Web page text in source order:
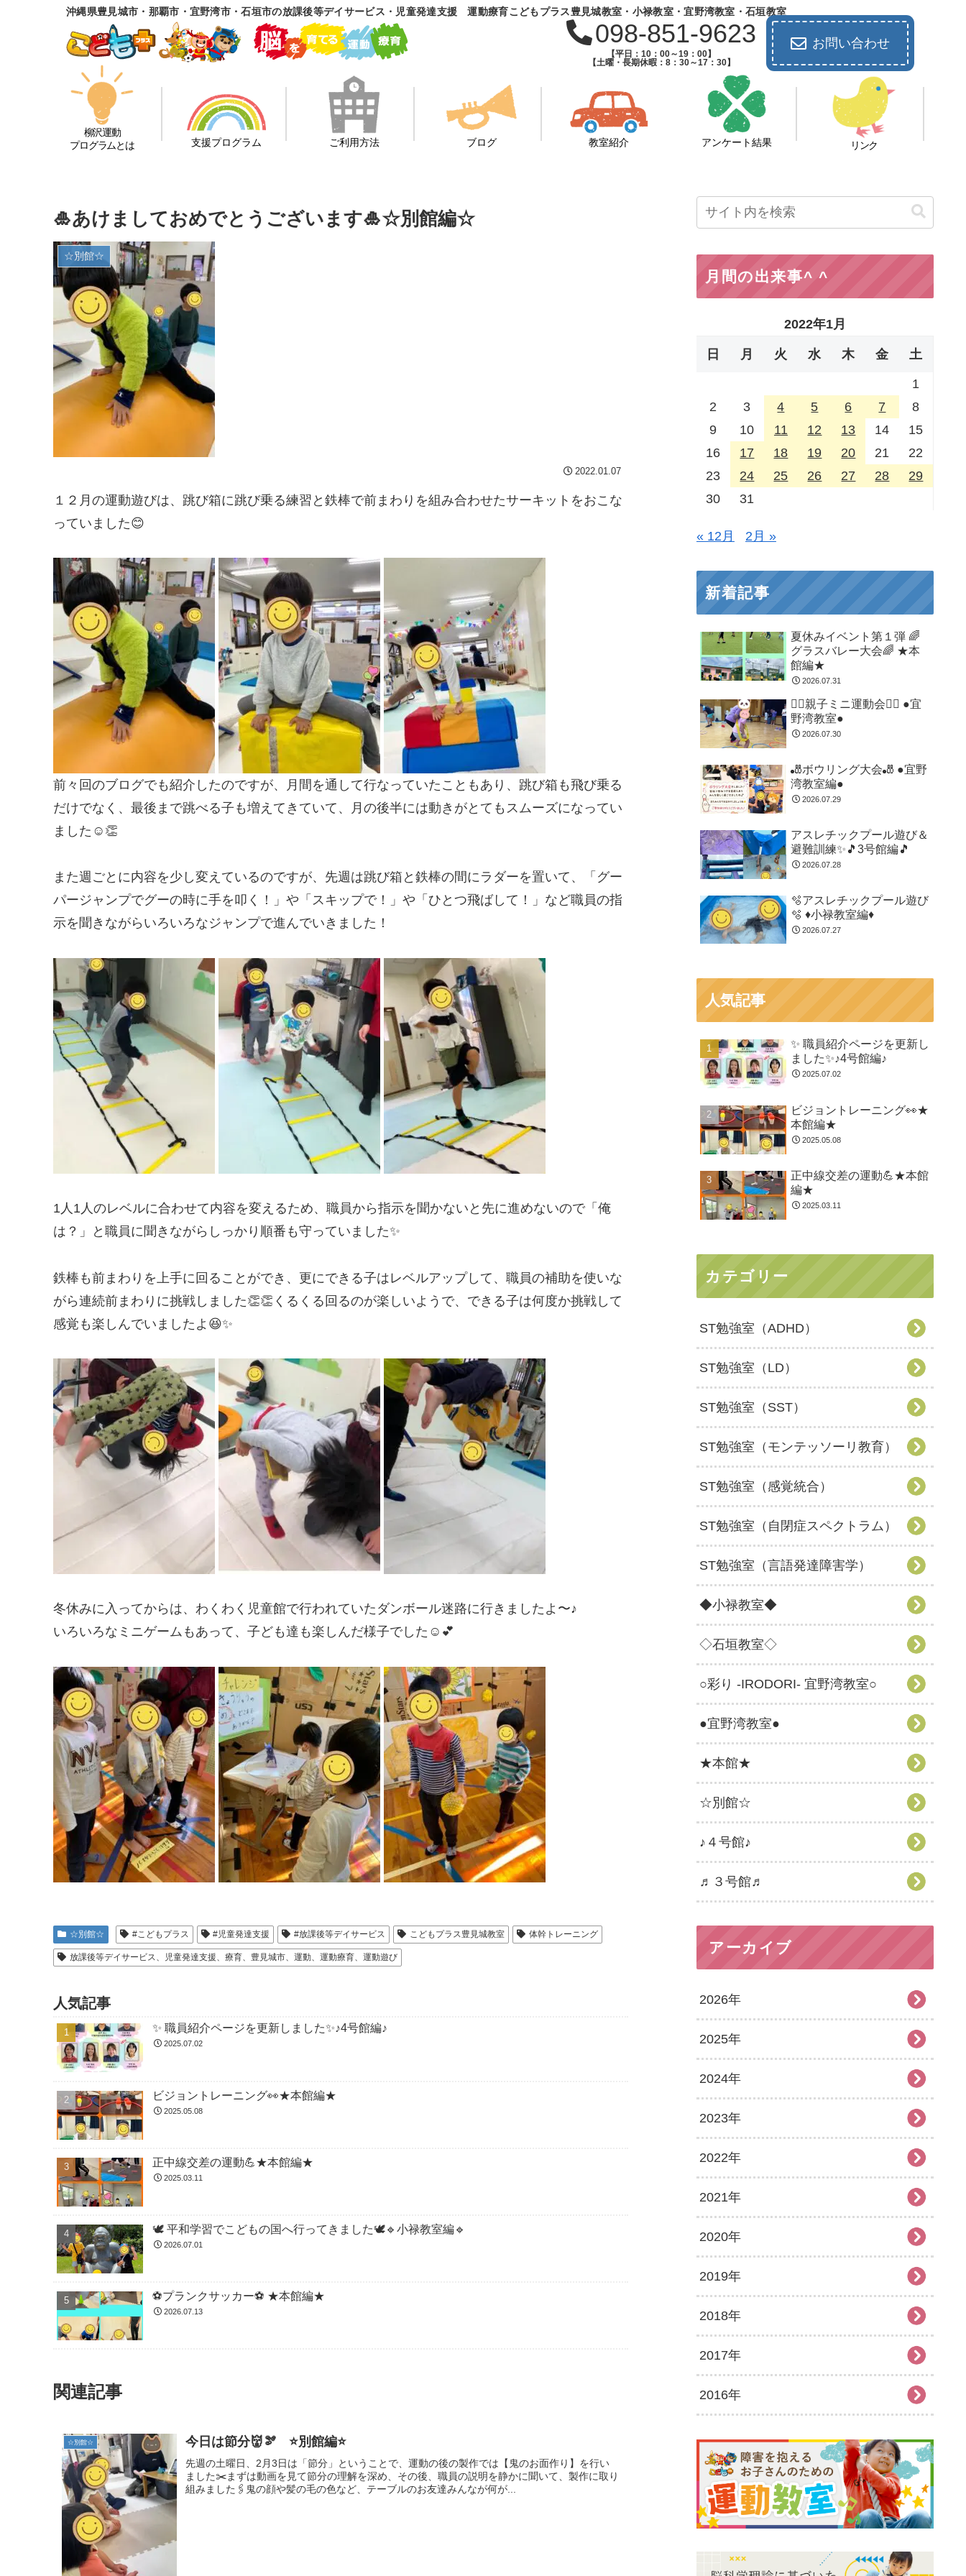
沖縄県豊見城市・那覇市・宜野湾市・石垣市の放課後等デイサービス・児童発達支援 運動療育こどもプラス豊見城教室・小禄教室・宜野湾教室・石垣教室
098-851-9623
【平日：10：00～19：00】
【土曜・長期休暇：8：30～17：30】
お問い合わせ
柳沢運動
プログラムとは
支援プログラム ご利用方法 ブログ 教室紹介 アンケート結果 リンク
🎍あけましておめでとうございます🎍☆別館編☆
☆別館☆
2022.01.07
１２月の運動遊びは、跳び箱に跳び乗る練習と鉄棒で前まわりを組み合わせたサーキットをおこな
っていました😊
前々回のブログでも紹介したのですが、月間を通して行なっていたこともあり、跳び箱も飛び乗る
だけでなく、最後まで跳べる子も増えてきていて、月の後半には動きがとてもスムーズになってい
ました☺️👏
また週ごとに内容を少し変えているのですが、先週は跳び箱と鉄棒の間にラダーを置いて、「グー
パージャンプでグーの時に手を叩く！」や「スキップで！」や「ひとつ飛ばして！」など職員の指
示を聞きながらいろいろなジャンプで進んでいきました！
1人1人のレベルに合わせて内容を変えるため、職員から指示を聞かないと先に進めないので「俺
は？」と職員に聞きながらしっかり順番も守っていました✨
鉄棒も前まわりを上手に回ることができ、更にできる子はレベルアップして、職員の補助を使いな
がら連続前まわりに挑戦しました👏👏くるくる回るのが楽しいようで、できる子は何度か挑戦して
感覚も楽しんでいましたよ😆✨
冬休みに入ってからは、わくわく児童館で行われていたダンボール迷路に行きましたよ〜♪
いろいろなミニゲームもあって、子ども達も楽しんだ様子でした☺️💕
☆別館☆ #こどもプラス #児童発達支援 #放課後等デイサービス こどもプラス豊見城教室 体幹トレーニング
放課後等デイサービス、児童発達支援、療育、豊見城市、運動、運動療育、運動遊び
人気記事
✨ 職員紹介ページを更新しました✨♪4号館編♪
2025.07.02
ビジョントレーニング👀★本館編★
2025.05.08
正中線交差の運動💪★本館編★
2025.03.11
🕊️ 平和学習でこどもの国へ行ってきました🕊️🔹小禄教室編🔹
2026.07.01
⚽️プランクサッカー⚽️ ★本館編★
2026.07.13
関連記事
☆別館☆ 今日は節分👹🫘 ⭐別館編⭐
先週の土曜日、2月3日は「節分」ということで、運動の後の製作では【鬼のお面作り】を行い
ました✂️まずは動画を見て節分の理解を深め、その後、職員の説明を静かに聞いて、製作に取り
組みました🖇️鬼の顔や髪の毛の色など、テーブルのお友達みんなが何が...
月間の出来事^ ^
2022年1月
日 月 火 水 木 金 土
1
2
3 4 5 6 7
8
9
10 11 12 13 14
15
16
17 18 19 20 21
22
23
24 25 26 27 28
29
30
31
« 12月 2月 »
新着記事
夏休みイベント第１弾 🌈
グラスバレー大会🌈 ★本
館編★
2026.07.31
🏃‍♂️親子ミニ運動会🏃‍♂️ ●宜
野湾教室●
2026.07.30
🎳ボウリング大会🎳 ●宜野
湾教室編●
2026.07.29
アスレチックプール遊び＆
避難訓練✨🎵3号館編🎵
2026.07.28
🫧アスレチックプール遊び
🫧 ♦小禄教室編♦
2026.07.27
人気記事
✨ 職員紹介ページを更新し
ました✨♪4号館編♪
2025.07.02
ビジョントレーニング👀★
本館編★
2025.05.08
正中線交差の運動💪★本館
編★
2025.03.11
カテゴリー
ST勉強室（ADHD）
ST勉強室（LD）
ST勉強室（SST）
ST勉強室（モンテッソーリ教育）
ST勉強室（感覚統合）
ST勉強室（自閉症スペクトラム）
ST勉強室（言語発達障害学）
◆小禄教室◆
◇石垣教室◇
○彩り -IRODORI- 宜野湾教室○
●宜野湾教室●
★本館★
☆別館☆
♪４号館♪
♬３号館♬
アーカイブ
2026年
2026年7月
2026年6月
2026年5月
2026年4月
2026年3月
2026年2月
2026年1月
2025年
2025年12月
2025年11月
2025年10月
2025年9月
2025年8月
2025年7月
2025年6月
2025年5月
2025年4月
2025年2月
2025年1月
2024年
2024年12月
2024年11月
2024年10月
2024年9月
2024年8月
2024年7月
2024年6月
2024年5月
2024年3月
2024年2月
2024年1月
2023年
2023年12月
2023年11月
2023年10月
2023年9月
2023年8月
2023年7月
2023年6月
2023年4月
2023年3月
2023年2月
2022年
2022年12月
2022年11月
2022年10月
2022年9月
2022年8月
2022年7月
2022年5月
2022年4月
2022年3月
2021年
2021年12月
2021年11月
2021年10月
2021年9月
2021年8月
2021年6月
2021年5月
2021年4月
2020年
2020年12月
2020年11月
2020年10月
2020年9月
2020年7月
2020年6月
2020年5月
2019年
2019年12月
2019年11月
2019年10月
2019年8月
2019年7月
2019年6月
2018年
2018年12月
2018年11月
2018年9月
2018年7月
2018年6月
2017年
2017年12月
2017年10月
2017年9月
2017年8月
2016年
2016年11月
2016年10月
2016年9月